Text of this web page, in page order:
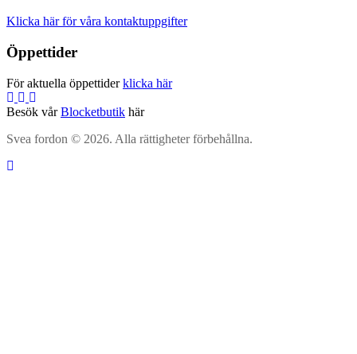
Klicka här för våra kontaktuppgifter
Öppettider
För aktuella öppettiderklicka här
Besök vårBlocketbutik här
Svea fordon © 2026. Alla rättigheter förbehållna.